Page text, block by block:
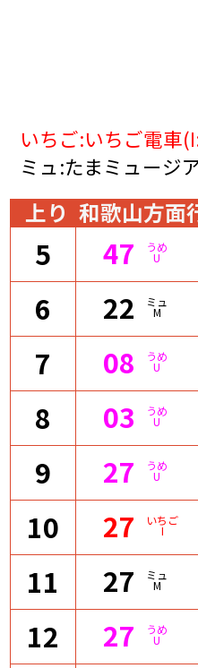
いちご:いちご電車
ミュ:たまミュージ
上り 和歌山方面
5 47 うめ
U
6 22 ミュ
M
7 08 うめ
U
8 03 うめ
U
9 27 うめ
U
10 27 いちご
I
11 27 ミュ
M
12 27 うめ
U